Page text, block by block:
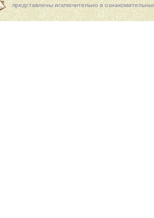
представлены исключительно в